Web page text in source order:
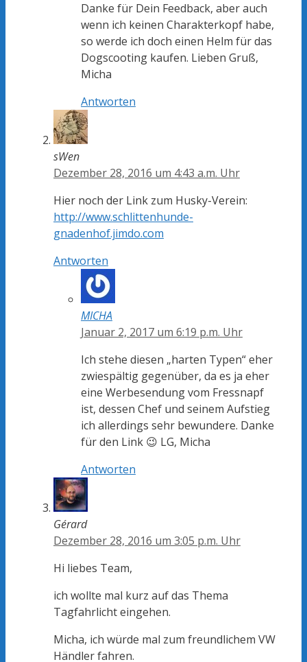
Danke für Dein Feedback, aber auch
wenn ich keinen Charakterkopf habe,
so werde ich doch einen Helm für das
Dogscooting kaufen. Lieben Gruß,
Micha
Antworten
sWen
Dezember 28, 2016 um 4:43 a.m. Uhr
Hier noch der Link zum Husky-Verein:
http://www.schlittenhunde-
gnadenhof.jimdo.com
Antworten
MICHA
Januar 2, 2017 um 6:19 p.m. Uhr
Ich stehe diesen „harten Typen“ eher
zwiespältig gegenüber, da es ja eher
eine Werbesendung vom Fressnapf
ist, dessen Chef und seinem Aufstieg
ich allerdings sehr bewundere. Danke
für den Link 😉 LG, Micha
Antworten
Gérard
Dezember 28, 2016 um 3:05 p.m. Uhr
Hi liebes Team,
ich wollte mal kurz auf das Thema
Tagfahrlicht eingehen.
Micha, ich würde mal zum freundlichem VW
Händler fahren.